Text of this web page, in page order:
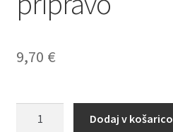
9,70 €
Dodaj v košarico